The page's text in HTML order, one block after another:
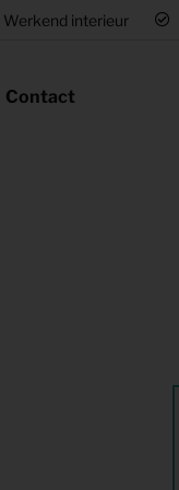
Werkend interieur
Contact